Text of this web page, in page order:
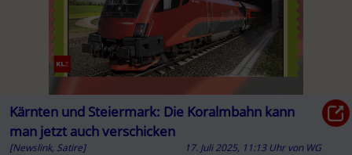
Kärnten und Steiermark: Die Koralmbahn kann
man jetzt auch verschicken
[Newslink, Satire] 17. Juli 2025, 11:13 Uhr von WG